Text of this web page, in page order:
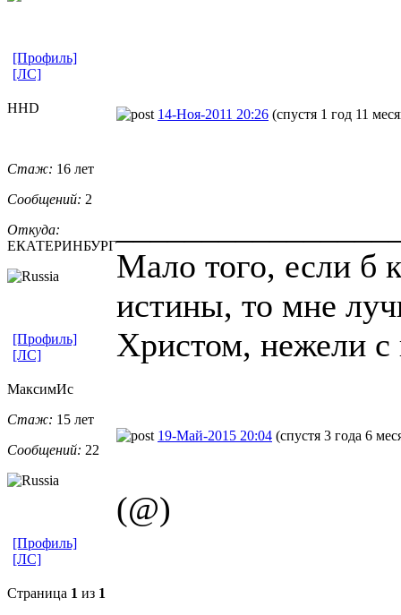
[Профиль]
[ЛС]
ННD
Стаж: 16 лет
Сообщений: 2
Откуда:
ЕКАТЕРИНБУРГ
14-Ноя-2011 20:26 (спустя 1 год 11
Мало того, если б
истины, то мне
Христом, нежели
[Профиль]
[ЛС]
МаксимИс
Стаж: 15 лет
Сообщений: 22
19-Май-2015 20:04 (спустя 3 года 6
(@)
[Профиль]
[ЛС]
Страница 1 из 1